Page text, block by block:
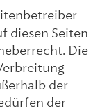
diesen Seiten
Die
der
der